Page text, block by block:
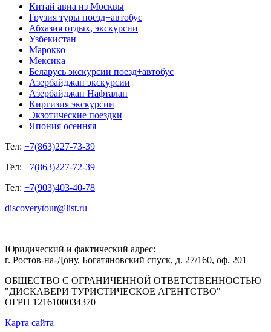
Китай авиа из Москвы
Грузия туры поезд+автобус
Абхазия отдых, экскурсии
Узбекистан
Марокко
Мексика
Беларусь экскурсии поезд+автобус
Азербайджан экскурсии
Азербайджан Нафталан
Киргизия экскурсии
Экзотические поездки
Япония осенняя
Тел: +7(863)227-73-39
Тел: +7(863)227-72-39
Тел: +7(903)403-40-78
discoverytour@list.ru
Юридический и фактический адрес:
г. Ростов-на-Дону, Богатяновский спуск, д. 27/160, оф. 201
ОБЩЕСТВО С ОГРАНИЧЕННОЙ ОТВЕТСТВЕННОСТЬЮ
"ДИСКАВЕРИ ТУРИСТИЧЕСКОЕ АГЕНТСТВО"
ОГРН 1216100034370
Карта сайта